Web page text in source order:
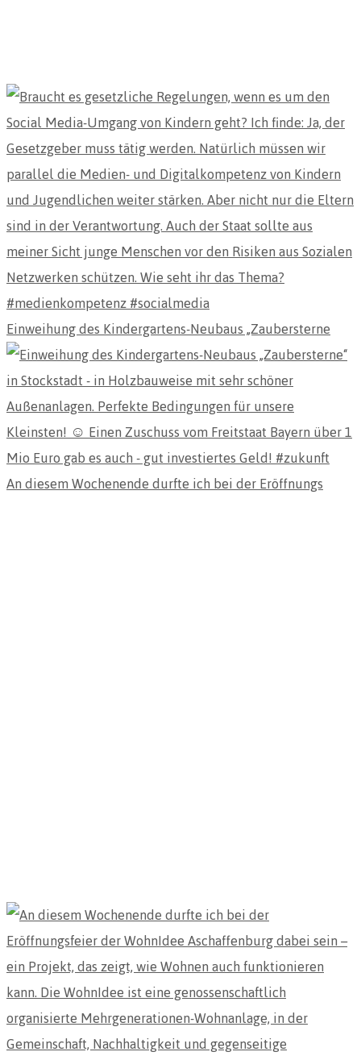
Einweihung des Kindergartens-Neubaus „Zaubersterne
An diesem Wochenende durfte ich bei der Eröffnungs